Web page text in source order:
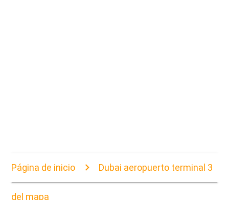
Página de inicio Dubai aeropuerto terminal 3
del mapa